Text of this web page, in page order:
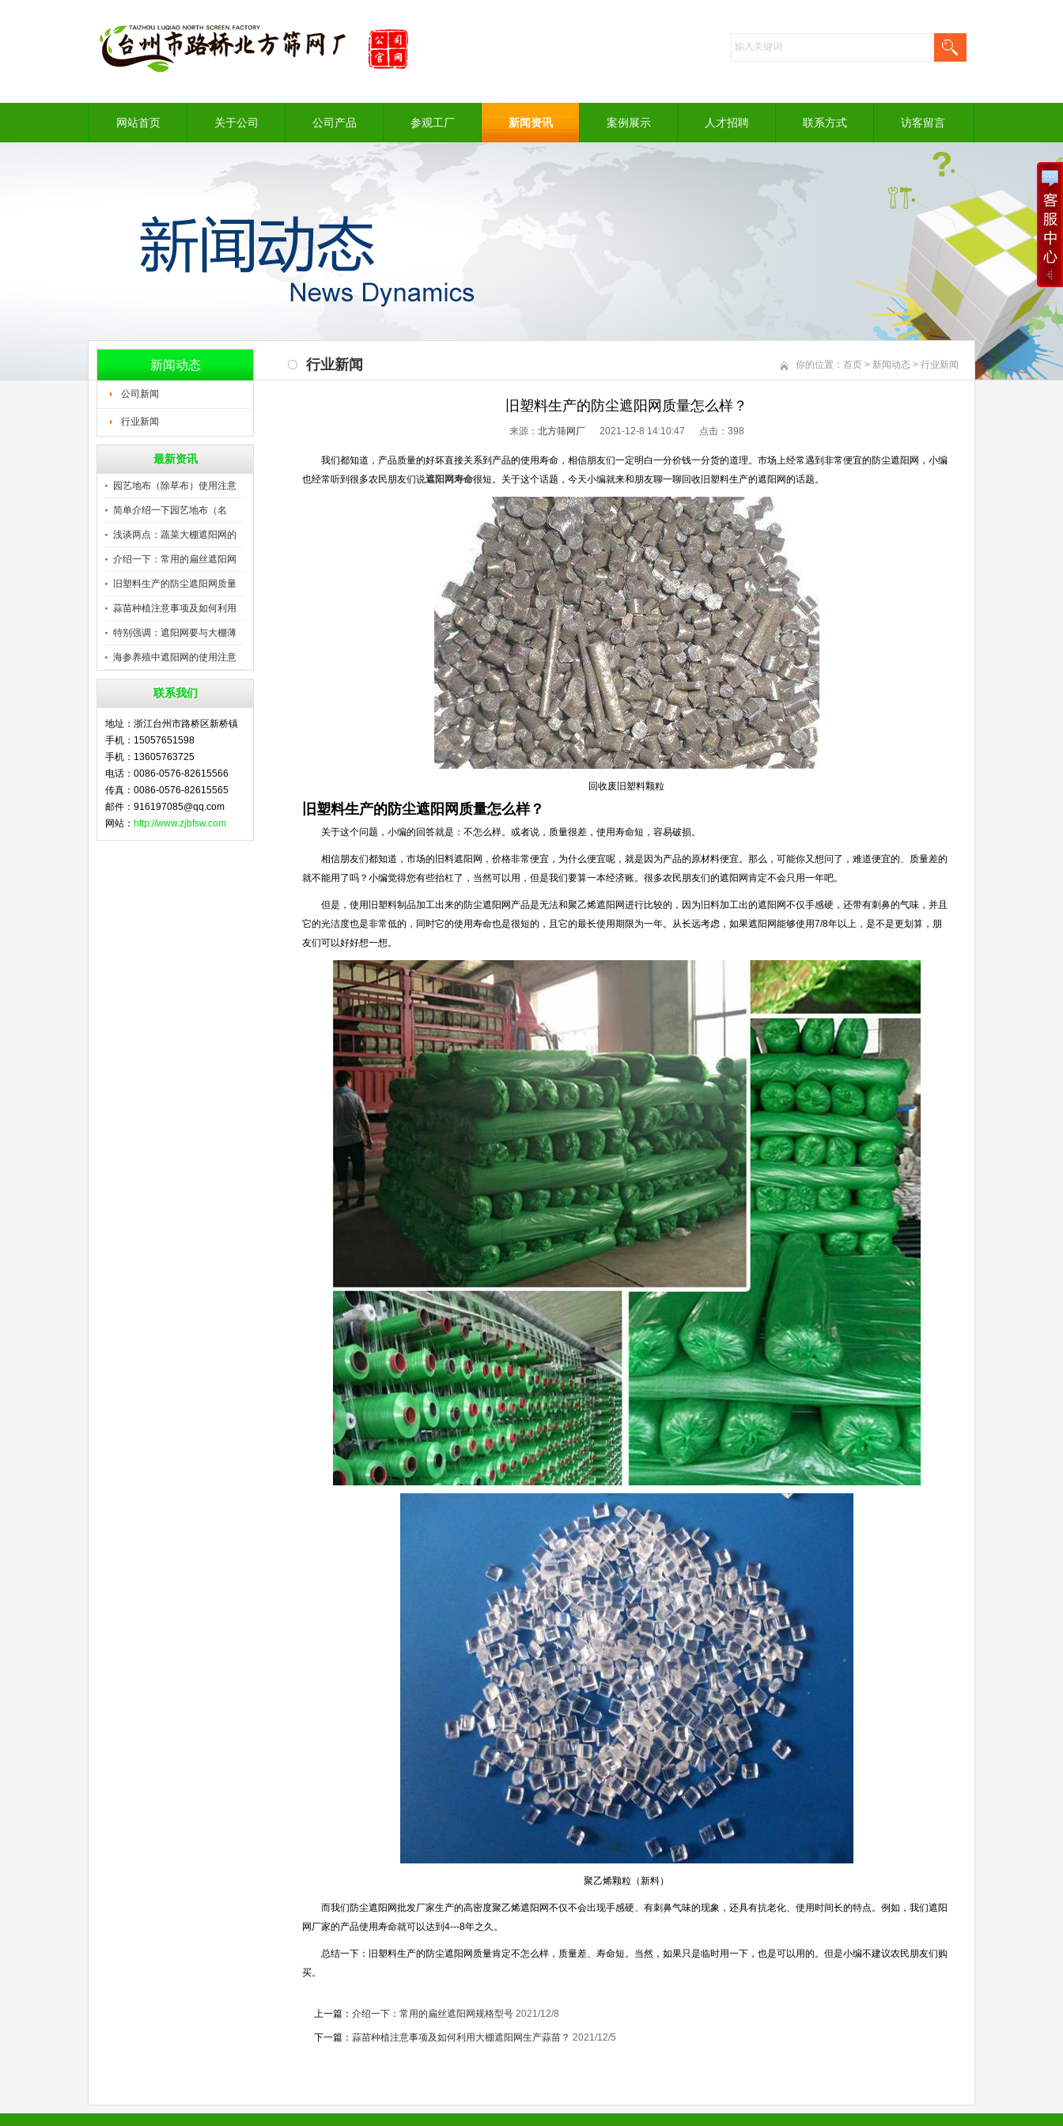
网站首页 关于公司 公司产品 参观工厂 新闻资讯 案例展示 人才招聘 联系方式 访客留言
1
新闻动态
公司新闻
行业新闻
最新资讯
园艺地布（除草布）使用注意
事
简单介绍一下园艺地布（名
称、
浅谈两点：蔬菜大棚遮阳网的
作
介绍一下：常用的扁丝遮阳网
规
旧塑料生产的防尘遮阳网质量
怎
蒜苗种植注意事项及如何利用
大
特别强调：遮阳网要与大棚薄
膜
海参养殖中遮阳网的使用注意
事
联系我们
地址：浙江台州市路桥区新桥镇
手机：15057651598
手机：13605763725
电话：0086-0576-82615566
传真：0086-0576-82615565
邮件：916197085@qq.com
网站： http://www.zjbfsw.com
行业新闻 你的位置： 首页 > 新闻动态 > 行业新闻
旧塑料生产的防尘遮阳网质量怎么样？
来源： 北方筛网厂2021-12-8 14:10:47 点击： 398
我们都知道，产品质量的好坏直接关系到产品的使用寿命，相信朋友们一定明白一分价钱一分货的道理。市场上经常遇到非常便宜的防尘遮阳网，小编
也经常听到很多农民朋友们说遮阳网寿命很短。关于这个话题，今天小编就来和朋友聊一聊回收旧塑料生产的遮阳网的话题。
回收废旧塑料颗粒
旧塑料生产的防尘遮阳网质量怎么样？
关于这个问题，小编的回答就是：不怎么样。或者说，质量很差，使用寿命短，容易破损。
相信朋友们都知道，市场的旧料遮阳网，价格非常便宜，为什么便宜呢，就是因为产品的原材料便宜。那么，可能你又想问了，难道便宜的、质量差的
就不能用了吗？小编觉得您有些抬杠了，当然可以用，但是我们要算一本经济账。很多农民朋友们的遮阳网肯定不会只用一年吧。
但是，使用旧塑料制品加工出来的防尘遮阳网产品是无法和聚乙烯遮阳网进行比较的，因为旧料加工出的遮阳网不仅手感硬，还带有刺鼻的气味，并且
它的光洁度也是非常低的，同时它的使用寿命也是很短的，且它的最长使用期限为一年。从长远考虑，如果遮阳网能够使用7/8年以上，是不是更划算，朋
友们可以好好想一想。
聚乙烯颗粒（新料）
而我们防尘遮阳网批发厂家生产的高密度聚乙烯遮阳网不仅不会出现手感硬、有刺鼻气味的现象，还具有抗老化、使用时间长的特点。例如，我们遮阳
网厂家的产品使用寿命就可以达到4---8年之久。
总结一下：旧塑料生产的防尘遮阳网质量肯定不怎么样，质量差、寿命短。当然，如果只是临时用一下，也是可以用的。但是小编不建议农民朋友们购
买。
上一篇： 介绍一下：常用的扁丝遮阳网规格型号 2021/12/8
下一篇： 蒜苗种植注意事项及如何利用大棚遮阳网生产蒜苗？ 2021/12/5